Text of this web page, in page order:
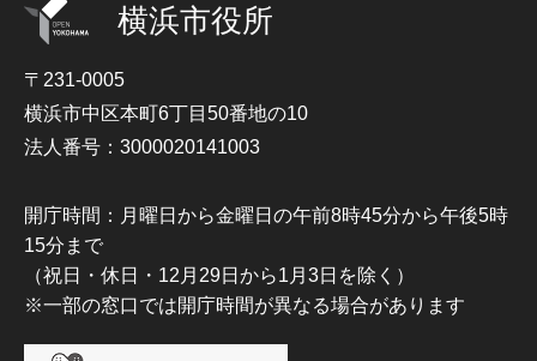
横浜市役所
〒231-0005
横浜市中区本町6丁目50番地の10
法人番号：3000020141003
開庁時間：月曜日から金曜日の午前8時45分から午後5時
15分まで
（祝日・休日・12月29日から1月3日を除く）
※一部の窓口では開庁時間が異なる場合があります